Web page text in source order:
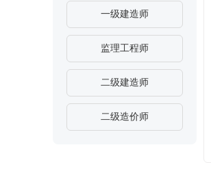
一级建造师
监理工程师
二级建造师
二级造价师